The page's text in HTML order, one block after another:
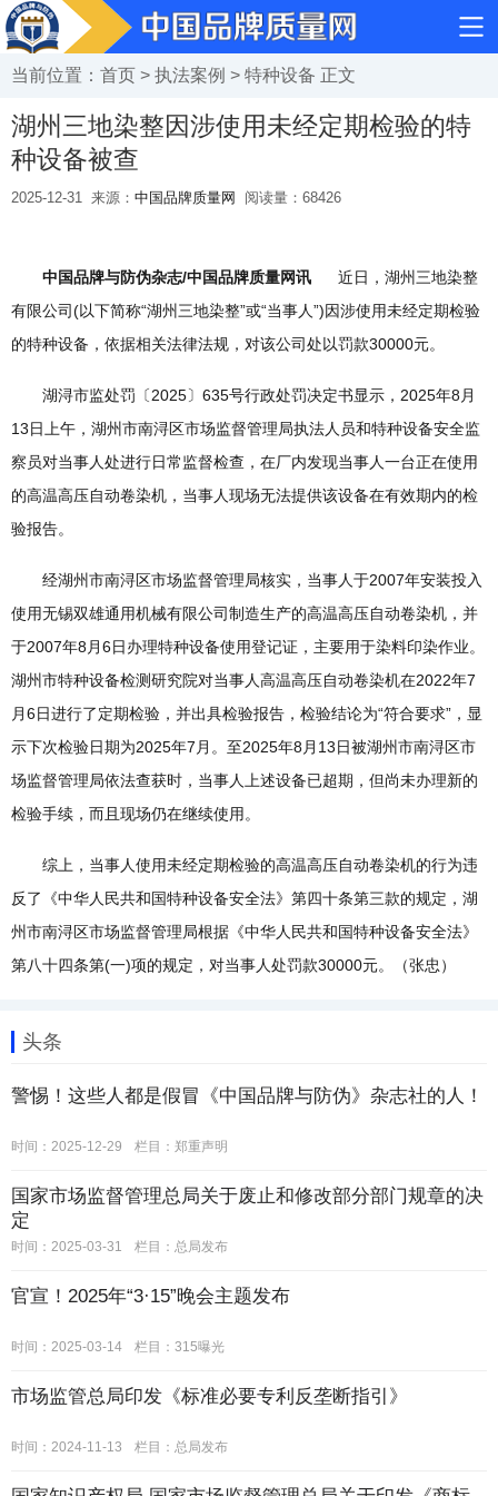
当前位置： 首页 > 执法案例 > 特种设备 正文
湖州三地染整因涉使用未经定期检验的特
种设备被查
2025-12-31 来源： 中国品牌质量网 阅读量： 68426
中国品牌与防伪杂志/中国品牌质量网讯
近日，湖州三地染整
有限公司(以下简称“湖州三地染整”或“当事人”)因涉使用未经定期检验
的特种设备，依据相关法律法规，对该公司处以罚款30000元。
湖浔市监处罚〔2025〕635号行政处罚决定书显示，2025年8月
13日上午，湖州市南浔区市场监督管理局执法人员和特种设备安全监
察员对当事人处进行日常监督检查，在厂内发现当事人一台正在使用
的高温高压自动卷染机，当事人现场无法提供该设备在有效期内的检
验报告。
经湖州市南浔区市场监督管理局核实，当事人于2007年安装投入
使用无锡双雄通用机械有限公司制造生产的高温高压自动卷染机，并
于2007年8月6日办理特种设备使用登记证，主要用于染料印染作业。
湖州市特种设备检测研究院对当事人高温高压自动卷染机在2022年7
月6日进行了定期检验，并出具检验报告，检验结论为“符合要求”，显
示下次检验日期为2025年7月。至2025年8月13日被湖州市南浔区市
场监督管理局依法查获时，当事人上述设备已超期，但尚未办理新的
检验手续，而且现场仍在继续使用。
综上，当事人使用未经定期检验的高温高压自动卷染机的行为违
反了《中华人民共和国特种设备安全法》第四十条第三款的规定，湖
州市南浔区市场监督管理局根据《中华人民共和国特种设备安全法》
第八十四条第(一)项的规定，对当事人处罚款30000元。（张忠）
头条
警惕！这些人都是假冒《中国品牌与防伪》杂志社的人！
时间：2025-12-29 栏目： 郑重声明
国家市场监督管理总局关于废止和修改部分部门规章的决
定
时间：2025-03-31 栏目： 总局发布
官宣！2025年“3·15”晚会主题发布
时间：2025-03-14 栏目： 315曝光
市场监管总局印发《标准必要专利反垄断指引》
时间：2024-11-13 栏目： 总局发布